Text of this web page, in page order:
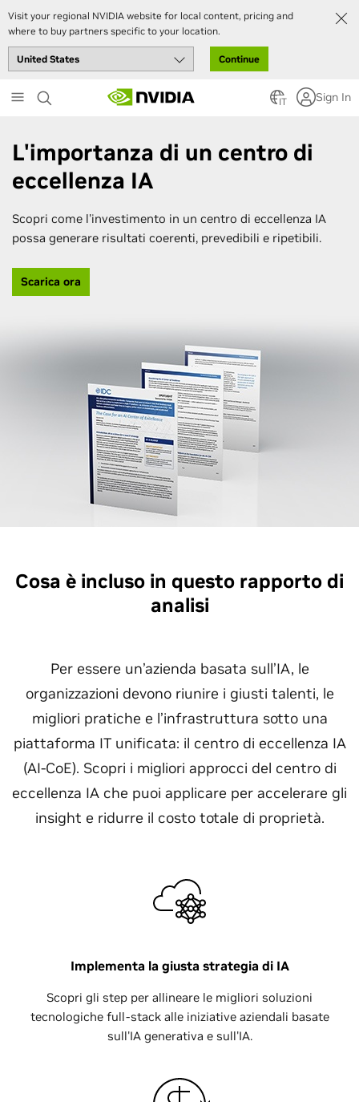
Visit your regional NVIDIA website for local content, pricing and
where to buy partners specific to your location.
Continue
to
IT Sign In
L'importanza di un centro di
eccellenza IA
Scopri come l'investimento in un centro di eccellenza IA
possa generare risultati coerenti, prevedibili e ripetibili.
Scarica ora
Cosa è incluso in questo rapporto di
analisi
Per essere un’azienda basata sull’IA, le
organizzazioni devono riunire i giusti talenti, le
migliori pratiche e l’infrastruttura sotto una
piattaforma IT unificata: il centro di eccellenza IA
(AI-CoE). Scopri i migliori approcci del centro di
eccellenza IA che puoi applicare per accelerare gli
insight e ridurre il costo totale di proprietà.
Implementa la giusta strategia di IA
Scopri gli step per allineare le migliori soluzioni
tecnologiche full-stack alle iniziative aziendali basate
sull'IA generativa e sull'IA.